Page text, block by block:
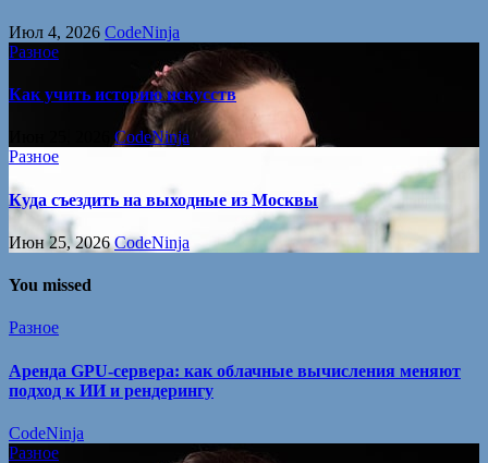
Июл 4, 2026 CodeNinja
Разное
Как учить историю искусств
CodeNinja
Разное
Куда съездить на выходные из Москвы
Июн 25, 2026CodeNinja
You missed
Разное
Аренда GPU-сервера: как облачные вычисления меняют
подход к ИИ и рендерингу
CodeNinja
Разное